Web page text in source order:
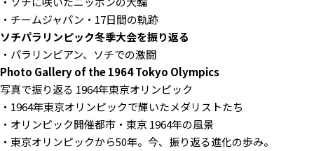
・チームジャパン・17日間の軌跡
ソチパラリンピック冬季大会を振り返る
・パラリンピアン、ソチでの激闘
Photo Gallery of the 1964 Tokyo Olympics
写真で振り返る 1964年東京オリンピック
・1964年東京オリンピックで輝いたメダリストたち
・オリンピック開催都市・東京 1964年の風景
・東京オリンピックから50年。今、振り返る進化の歩み。